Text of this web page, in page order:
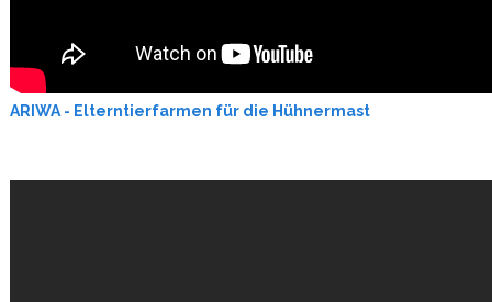
ARIWA - Elterntierfarmen für die Hühnermast